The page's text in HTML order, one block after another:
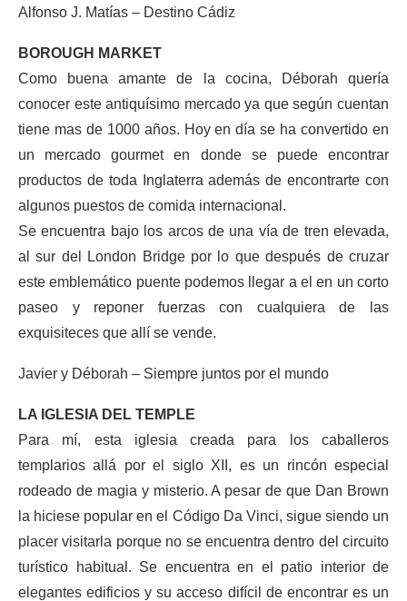
Alfonso J. Matías – Destino Cádiz
BOROUGH MARKET
Como buena amante de la cocina, Déborah quería
conocer este antiquísimo mercado ya que según cuentan
tiene mas de 1000 años. Hoy en día se ha convertido en
un mercado gourmet en donde se puede encontrar
productos de toda Inglaterra además de encontrarte con
algunos puestos de comida internacional.
Se encuentra bajo los arcos de una vía de tren elevada,
al sur del London Bridge por lo que después de cruzar
este emblemático puente podemos llegar a el en un corto
paseo y reponer fuerzas con cualquiera de las
exquisiteces que allí se vende.
Javier y Déborah – Siempre juntos por el mundo
LA IGLESIA DEL TEMPLE
Para mí, esta iglesia creada para los caballeros
templarios allá por el siglo XII, es un rincón especial
rodeado de magia y misterio. A pesar de que Dan Brown
la hiciese popular en el Código Da Vinci, sigue siendo un
placer visitarla porque no se encuentra dentro del circuito
turístico habitual. Se encuentra en el patio interior de
elegantes edificios y su acceso difícil de encontrar es un